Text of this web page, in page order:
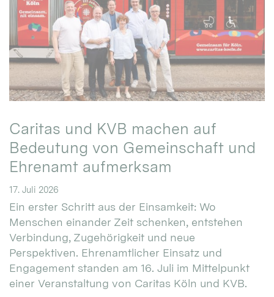
Caritas und KVB machen auf
Bedeutung von Gemeinschaft und
Ehrenamt aufmerksam
17. Juli 2026
Ein erster Schritt aus der Einsamkeit: Wo
Menschen einander Zeit schenken, entstehen
Verbindung, Zugehörigkeit und neue
Perspektiven. Ehrenamtlicher Einsatz und
Engagement standen am 16. Juli im Mittelpunkt
einer Veranstaltung von Caritas Köln und KVB.